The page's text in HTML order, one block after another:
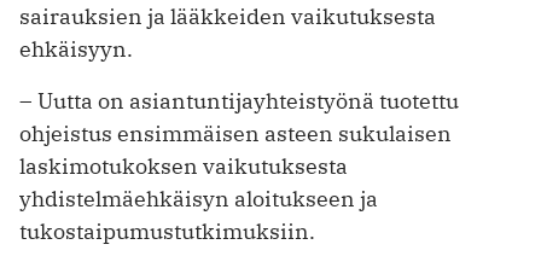
sairauksien ja lääkkeiden vaikutuksesta
ehkäisyyn.
– Uutta on asiantuntija­yhteistyönä tuotettu
ohjeistus ensimmäisen asteen sukulaisen
laskimotukoksen vaikutuksesta
yhdistelmäehkäisyn aloitukseen ja
tukostaipumustutkimuksiin.